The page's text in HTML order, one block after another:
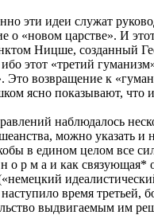
эти идеи служат
о «новом царстве». И
Ницше, созданный
этот «третий
Это возвращение к
ясно показывают, что
наблюдалось
можно указать и
в едином целом все
о р м а и как связующая*
время третьей,
выдвигаемым им